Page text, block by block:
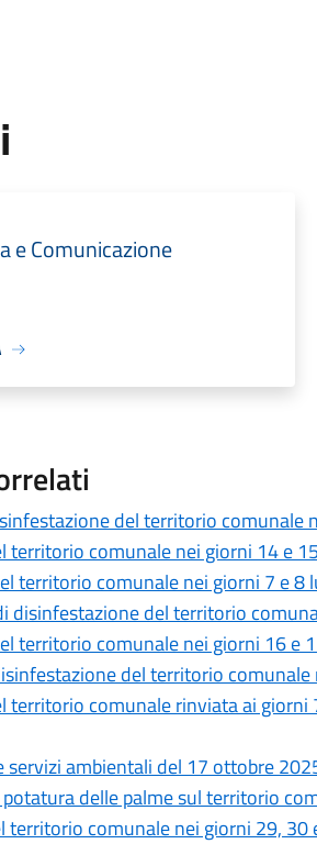
e Comunicazione
del territorio comunale
territorio comunale nei giorni 14 e
territorio comunale nei giorni 7 e 8
disinfestazione del territorio
territorio comunale nei giorni 16 e
del territorio
territorio comunale rinviata ai
servizi ambientali del 17 ottobre
delle palme sul territorio
territorio comunale nei giorni 29, 30